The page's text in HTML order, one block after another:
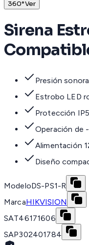
360°Ver
Sirena
Presión
Estrobo LED
Protección
Operación de
Alimentación
Diseño
ModeloDS-PS1-R
MarcaHIKVISION
SAT46171606
SAP302401784